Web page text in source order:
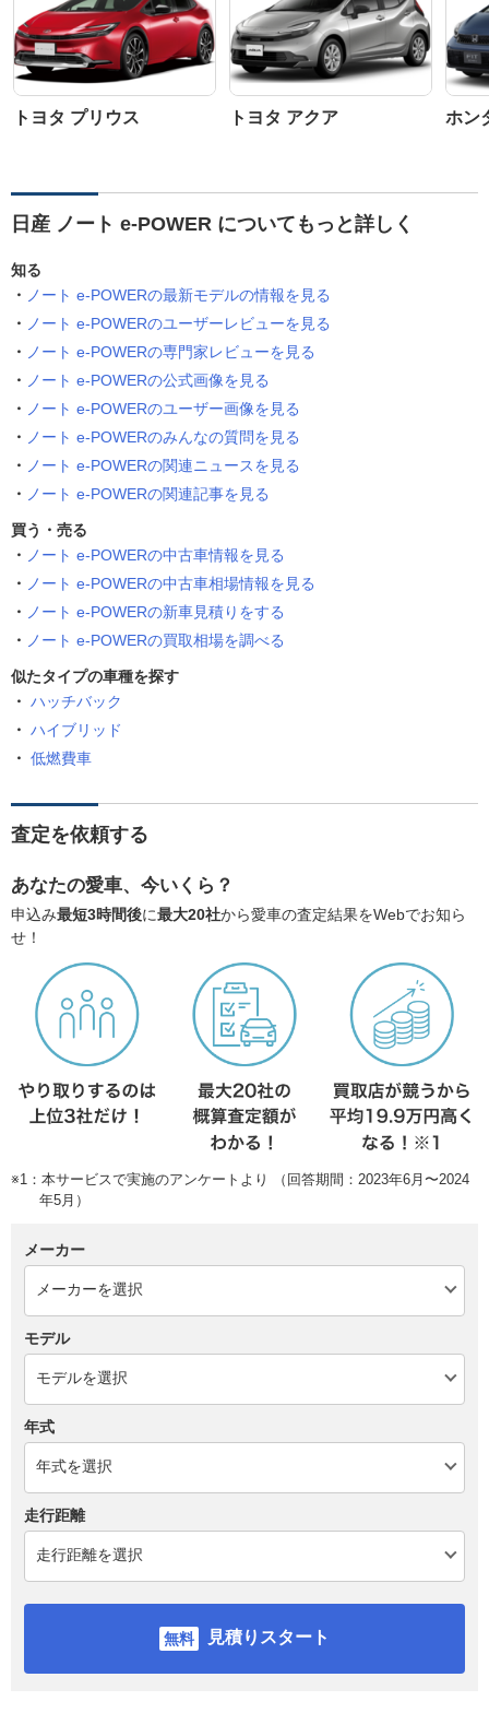
トヨタ プリウス トヨタ アクア ホン
日産 ノート e-POWER についてもっと詳しく
知る
ノート e-POWERの最新モデルの情報を見る
ノート e-POWERのユーザーレビューを見る
ノート e-POWERの専門家レビューを見る
ノート e-POWERの公式画像を見る
ノート e-POWERのユーザー画像を見る
ノート e-POWERのみんなの質問を見る
ノート e-POWERの関連ニュースを見る
ノート e-POWERの関連記事を見る
買う・売る
ノート e-POWERの中古車情報を見る
ノート e-POWERの中古車相場情報を見る
ノート e-POWERの新車見積りをする
ノート e-POWERの買取相場を調べる
似たタイプの車種を探す
ハッチバック
ハイブリッド
低燃費車
査定を依頼する
あなたの愛車、今いくら？
申込み最短3時間後に最大20社から愛車の査定結果をWebでお知ら
せ！
※1：本サービスで実施のアンケートより （回答期間：2023年6月〜2024
年5月）
メーカー
モデル
年式
走行距離
見積りスタート